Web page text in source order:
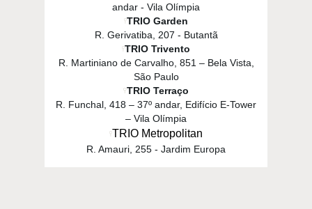
andar - Vila Olímpia
TRIO Garden
R. Gerivatiba, 207 - Butantã
TRIO Trivento
R. Martiniano de Carvalho, 851 – Bela Vista,
São Paulo
TRIO Terraço
R. Funchal, 418 – 37º andar, Edifício E-Tower
– Vila Olímpia
TRIO Metropolitan
R. Amauri, 255 - Jardim Europa